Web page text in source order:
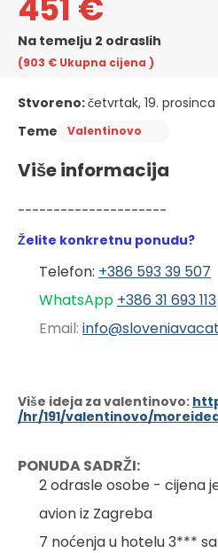
451 €
Na temelju 2 odraslih
(903 € Ukupna cijena )
Stvoreno:četvrtak, 19.
Teme
Valentinovo
Više informacija
---------------------
Želite konkretnu ponudu?
Telefon: +386 593 39 507
WhatsApp +386 31 693 113
Email:
Više ideja za valentinovo:
/hr/191/valentinovo/
PONUDA SADRŽI:
2 odrasle osobe - cijena
avion iz Zagreba
7 noćenja u hotelu 3***